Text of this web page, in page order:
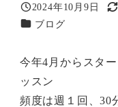
投稿日
2024年10月9日
更
カテゴリー
ブログ
今年4月からスタ
ッスン
頻度は週１回、30